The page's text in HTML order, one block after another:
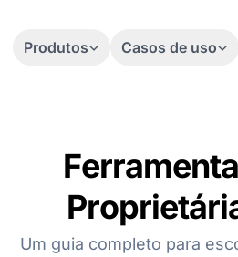
Produtos Casos de uso
Um guia completo para